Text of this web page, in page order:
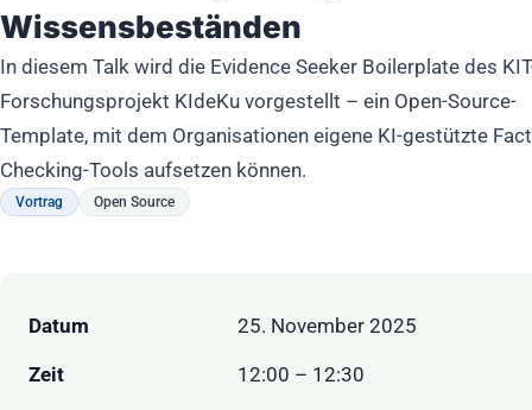
Wissensbeständen
In diesem Talk wird die Evidence Seeker Boilerplate des
Forschungsprojekt KIdeKu vorgestellt – ein Open-Source-
Template, mit dem Organisationen eigene KI-gestützte
Checking-Tools aufsetzen können.
Vortrag Open Source
Datum 25. November 2025
Zeit 12:00 – 12:30